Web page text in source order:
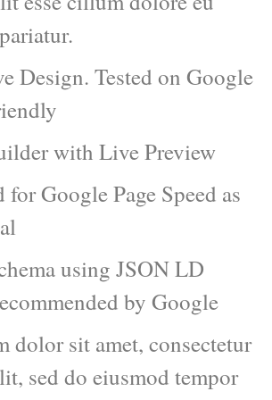
Design. Tested on Google
with Live Preview
Google Page Speed as
using JSON LD
by Google
dolor sit amet, consectetur
sed do eiusmod tempor